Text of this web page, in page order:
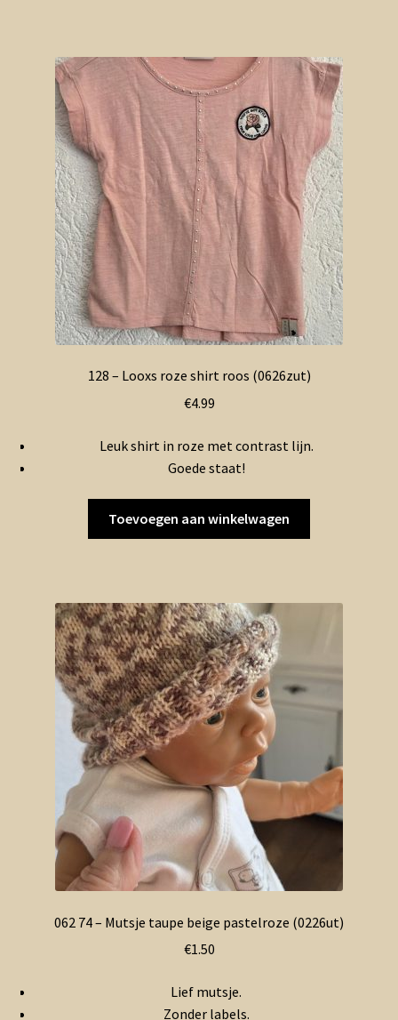
128 – Looxs roze shirt roos (0626zut)
€4.99
Leuk shirt in roze met contrast lijn.
Goede staat!
Toevoegen aan winkelwagen
062 74 – Mutsje taupe beige pastelroze (0226ut)
€1.50
Lief mutsje.
Zonder labels.